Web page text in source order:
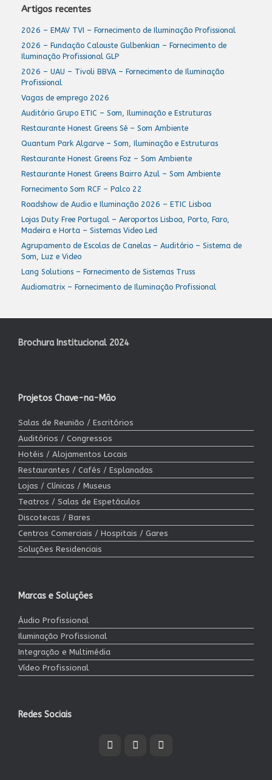
Artigos recentes
2026 – EMAV TVI – Fornecimento de Iluminação Profissional
2026 – Fundação Calouste Gulbenkian – Fornecimento de
Iluminação Profissional GLP
2026 – UAU – Tivoli BBVA – Fornecimento de Iluminação
Profissional
Vagas de emprego 2026
Auditório Grupo ETIC – Som, Iluminação e Estruturas
Restaurante Honest Greens Sé – Som Ambiente
Quantum Park Algarve – Som, Iluminação e Estruturas
Restaurante Honest Greens Foz – Som Ambiente
Restaurante Honest Greens Bairro Azul – Som Ambiente
Fornecimento Som RCF – Palco 22
Roadshow de Audio e Iluminação 2026 – ETIC Lisboa
Lojas Duty Free Portugal – Aeroportos Lisboa, Porto, Faro,
Madeira e Horta – Sistemas Video Led
Agrupamento de Escolas de Canelas – Auditório – Sistema de
Som, Luz e Video
Lang Solutions – Fornecimento de Sistemas Truss
Audiomatrix – Fornecimento de Iluminação Profissional
Brochura Institucional 2024
Projetos Chave-na-Mão
Salas de Reunião / Escritórios
Auditórios / Congressos
Hotéis / Alojamentos Locais
Restaurantes / Cafés / Esplanadas
Lojas / Clínicas / Museus
Teatros / Salas de Espetáculos
Discotecas / Bares
Centros Comerciais / Hospitais / Gares
Soluções Residenciais
Marcas e Soluções
Áudio Profissional
Iluminação Profissional
Integração e Multimédia
Vídeo Profissional
Redes Sociais